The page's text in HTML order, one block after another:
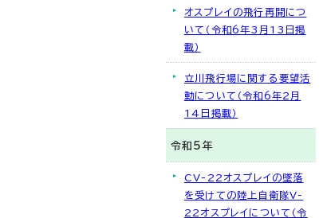
オスプレイの飛行再開につ
いて（令和6年3月13日掲
載）
立川飛行場に関する要望活
動について（令和6年2月
14日掲載）
令和5年
CV-22オスプレイの墜落
を受けての陸上自衛隊V-
22オスプレイについて（令